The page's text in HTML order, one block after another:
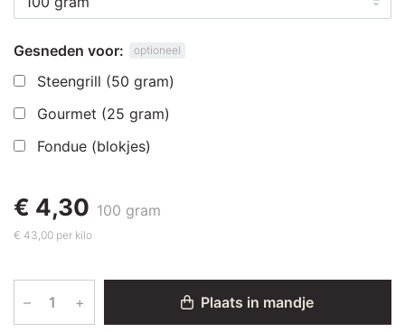
Gesneden voor: optioneel
Steengrill (50 gram)
Gourmet (25 gram)
Fondue (blokjes)
€ 4,30 100 gram
€ 43,00 per kilo
– + Plaats in mandje